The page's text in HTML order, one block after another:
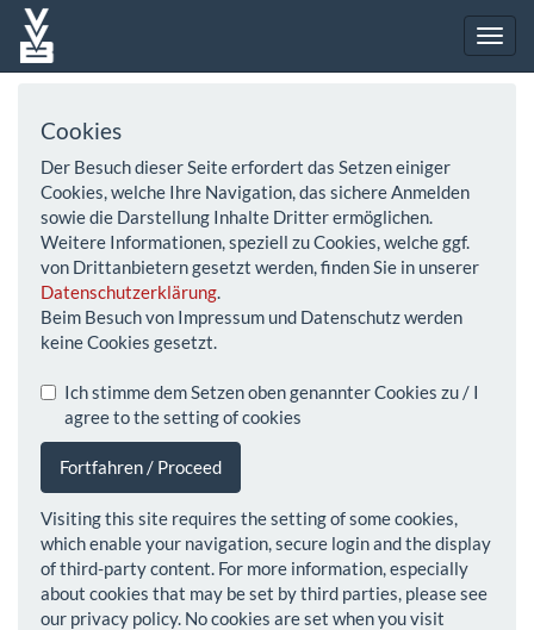
Cookies
Der Besuch dieser Seite erfordert das Setzen einiger
Cookies, welche Ihre Navigation, das sichere Anmelden
sowie die Darstellung Inhalte Dritter ermöglichen.
Weitere Informationen, speziell zu Cookies, welche ggf.
von Drittanbietern gesetzt werden, finden Sie in unserer
Datenschutzerklärung.
Beim Besuch von Impressum und Datenschutz werden
keine Cookies gesetzt.
Ich stimme dem Setzen oben genannter Cookies zu / I
agree to the setting of cookies
Fortfahren / Proceed
Visiting this site requires the setting of some cookies,
which enable your navigation, secure login and the display
of third-party content. For more information, especially
about cookies that may be set by third parties, please see
our privacy policy. No cookies are set when you visit